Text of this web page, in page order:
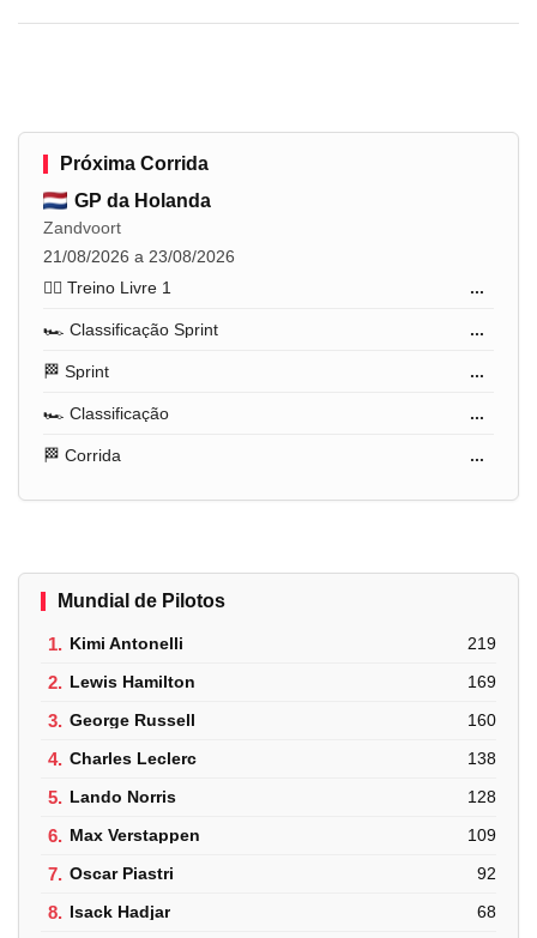
Próxima Corrida
GP da Holanda
Zandvoort
21/08/2026 a 23/08/2026
🏋️‍♂️ Treino Livre 1
...
🏎️ Classificação Sprint ...
🏁 Sprint ...
🏎️ Classificação ...
🏁 Corrida ...
Mundial de Pilotos
1. Kimi Antonelli 219
2. Lewis Hamilton 169
3. George Russell 160
4. Charles Leclerc 138
5. Lando Norris 128
6. Max Verstappen 109
7. Oscar Piastri 92
8. Isack Hadjar 68